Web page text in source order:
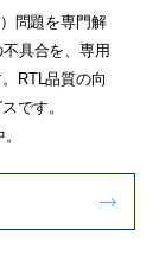
問題を専門解
具合を、専用
RTL品質の向
です。